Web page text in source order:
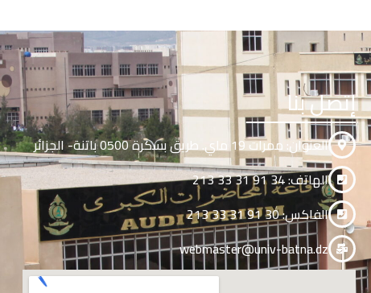
إتصل بنا
العنوان: ممرات 19 ماي. طريق بسكرة 0500 باتنة- الجزائر
الهاتف: 34 91 31 33 213
الفاكس: 30 91 31 33 213
webmaster@univ-batna.dz